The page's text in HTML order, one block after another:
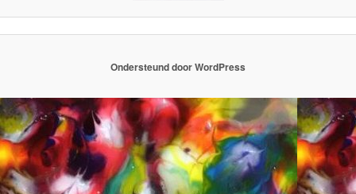
Ondersteund door WordPress